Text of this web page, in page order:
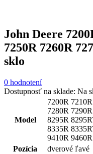
John Deere
7250R 7260R
sklo
0 hodnotení
Dostupnosť na sklade: Na
Model
7200R
7280R
8295R
8335R
9410R
Pozícia
dverové ľavé